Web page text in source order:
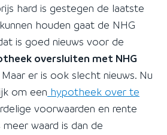
hard is gestegen de laatste
houden gaat de NHG
is goed nieuws voor de
oversluiten met NHG
Maar er is ook slecht nieuws. Nu
om een hypotheek over te
voorwaarden en rente
waard is dan de